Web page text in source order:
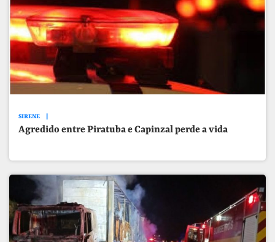
SIRENE
Agredido entre Piratuba e Capinzal perde a vida